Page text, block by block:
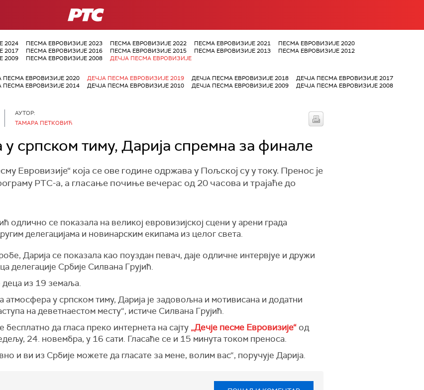
РТС
2024 ПЕСМА ЕВРОВИЗИЈЕ 2023 ПЕСМА ЕВРОВИЗИЈЕ 2022 ПЕСМА ЕВРОВИЗИЈЕ 2021
ПЕСМА ЕВРОВИЗИЈЕ 2020
2017 ПЕСМА ЕВРОВИЗИЈЕ 2016 ПЕСМА ЕВРОВИЗИЈЕ 2015 ПЕСМА ЕВРОВИЗИЈЕ 2013
ПЕСМА ЕВРОВИЗИЈЕ 2012
2009 ПЕСМА ЕВРОВИЗИЈЕ 2008 ДЕЧЈА ПЕСМА ЕВРОВИЗИЈЕ
ПЕСМА ЕВРОВИЗИЈЕ 2020 ДЕЧЈА ПЕСМА ЕВРОВИЗИЈЕ 2019 ДЕЧЈА ПЕСМА ЕВРОВИЗИЈЕ 2018
ДЕЧЈА ПЕСМА ЕВРОВИЗИЈЕ 2017
ПЕСМА ЕВРОВИЗИЈЕ 2014 ДЕЧЈА ПЕСМА ЕВРОВИЗИЈЕ 2010 ДЕЧЈА ПЕСМА ЕВРОВИЗИЈЕ 2009
ДЕЧЈА ПЕСМА ЕВРОВИЗИЈЕ 2008
АУТОР:
ТАМАРА ПЕТКОВИЋ
српском тиму, Дарија спремна за финале
Евровизије“ која се ове године одржава у Пољској су у току. Пренос је
РТС-а, а гласање почиње вечерас од 20 часова и трајаће до
одлично се показала на великој евровизијској сцени у арени града
делегацијама и новинарским екипама из целог света.
Дарија се показала као поуздан певач, даје одличне интервјуе и дружи
делегације Србије Силвана Грујић.
деца из 19 земаља.
атмосфера у српском тиму, Дарија је задовољна и мотивисана и додатни
на деветнаестом месту“, истиче Силвана Грујић.
да гласа преко интернета на сајту „Дечје песме Евровизије“ од
24. новембра, у 16 сати. Гласаће се и 15 минута током преноса.
и ви из Србије можете да гласате за мене, волим вас“, поручује Дарија.